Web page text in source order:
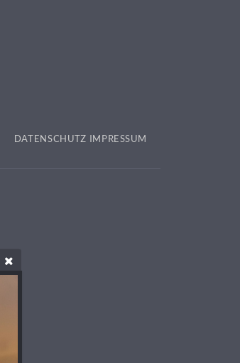
DATENSCHUTZ IMPRESSUM